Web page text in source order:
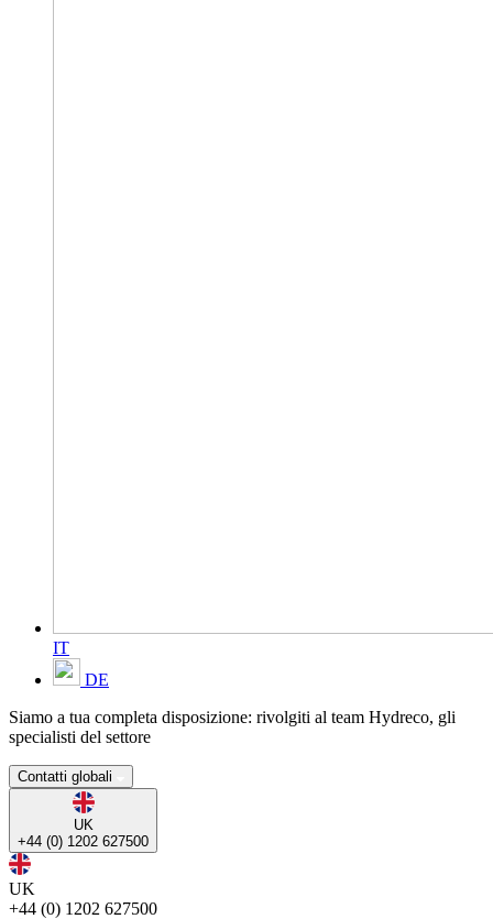
IT
DE
Siamo a tua completa disposizione: rivolgiti al team Hydreco, gli
specialisti del settore
Contatti globali
UK
+44 (0) 1202 627500
UK
+44 (0) 1202 627500